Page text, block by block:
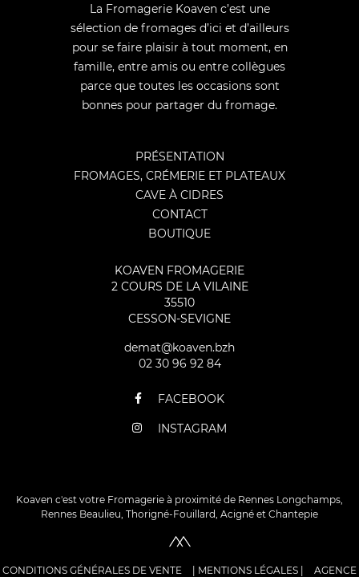
La Fromagerie Koaven c’est une
sélection de fromages d’ici et d’ailleurs
pour se faire plaisir à tout moment, en
famille, entre amis ou entre collègues
parce que toutes les occasions sont
bonnes pour partager du fromage.
PRÉSENTATION
FROMAGES, CRÉMERIE ET PLATEAUX
CAVE À CIDRES
CONTACT
BOUTIQUE
KOAVEN FROMAGERIE
2 COURS DE LA VILAINE
35510
CESSON-SEVIGNE
demat@koaven.bzh
02 30 96 92 84
FACEBOOK
INSTAGRAM
Koaven c'est votre Fromagerie à proximité de Rennes Longchamps,
Rennes Beaulieu, Thorigné-Fouillard, Acigné et Chantepie
CONDITIONS GÉNÉRALES DE VENTE | MENTIONS LÉGALES | AGENCE